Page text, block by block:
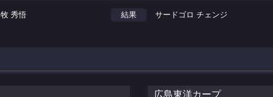
牧 秀悟 結果 サードゴロ チェンジ
広島東洋カープ